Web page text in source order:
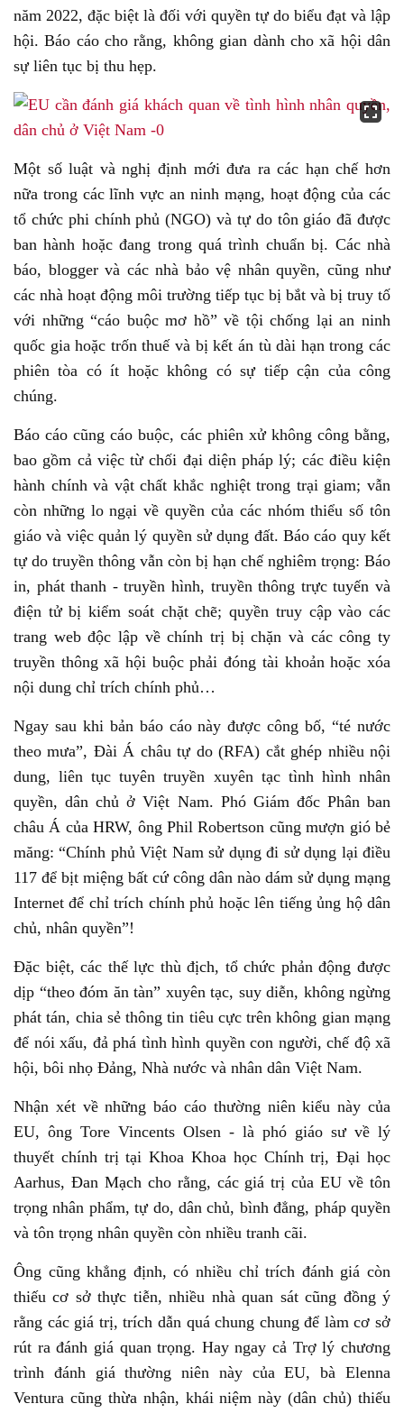
năm 2022, đặc biệt là đối với quyền tự do biểu đạt và lập
hội. Báo cáo cho rằng, không gian dành cho xã hội dân
sự liên tục bị thu hẹp.
Một số luật và nghị định mới đưa ra các hạn chế hơn
nữa trong các lĩnh vực an ninh mạng, hoạt động của các
tổ chức phi chính phủ (NGO) và tự do tôn giáo đã được
ban hành hoặc đang trong quá trình chuẩn bị. Các nhà
báo, blogger và các nhà bảo vệ nhân quyền, cũng như
các nhà hoạt động môi trường tiếp tục bị bắt và bị truy tố
với những “cáo buộc mơ hồ” về tội chống lại an ninh
quốc gia hoặc trốn thuế và bị kết án tù dài hạn trong các
phiên tòa có ít hoặc không có sự tiếp cận của công
chúng.
Báo cáo cũng cáo buộc, các phiên xử không công bằng,
bao gồm cả việc từ chối đại diện pháp lý; các điều kiện
hành chính và vật chất khắc nghiệt trong trại giam; vẫn
còn những lo ngại về quyền của các nhóm thiểu số tôn
giáo và việc quản lý quyền sử dụng đất. Báo cáo quy kết
tự do truyền thông vẫn còn bị hạn chế nghiêm trọng: Báo
in, phát thanh - truyền hình, truyền thông trực tuyến và
điện tử bị kiểm soát chặt chẽ; quyền truy cập vào các
trang web độc lập về chính trị bị chặn và các công ty
truyền thông xã hội buộc phải đóng tài khoản hoặc xóa
nội dung chỉ trích chính phủ…
Ngay sau khi bản báo cáo này được công bố, “té nước
theo mưa”, Đài Á châu tự do (RFA) cắt ghép nhiều nội
dung, liên tục tuyên truyền xuyên tạc tình hình nhân
quyền, dân chủ ở Việt Nam. Phó Giám đốc Phân ban
châu Á của HRW, ông Phil Robertson cũng mượn gió bẻ
măng: “Chính phủ Việt Nam sử dụng đi sử dụng lại điều
117 để bịt miệng bất cứ công dân nào dám sử dụng mạng
Internet để chỉ trích chính phủ hoặc lên tiếng ủng hộ dân
chủ, nhân quyền”!
Đặc biệt, các thế lực thù địch, tổ chức phản động được
dịp “theo đóm ăn tàn” xuyên tạc, suy diễn, không ngừng
phát tán, chia sẻ thông tin tiêu cực trên không gian mạng
để nói xấu, đả phá tình hình quyền con người, chế độ xã
hội, bôi nhọ Đảng, Nhà nước và nhân dân Việt Nam.
Nhận xét về những báo cáo thường niên kiểu này của
EU, ông Tore Vincents Olsen - là phó giáo sư về lý
thuyết chính trị tại Khoa Khoa học Chính trị, Đại học
Aarhus, Đan Mạch cho rằng, các giá trị của EU về tôn
trọng nhân phẩm, tự do, dân chủ, bình đẳng, pháp quyền
và tôn trọng nhân quyền còn nhiều tranh cãi.
Ông cũng khẳng định, có nhiều chỉ trích đánh giá còn
thiếu cơ sở thực tiễn, nhiều nhà quan sát cũng đồng ý
rằng các giá trị, trích dẫn quá chung chung để làm cơ sở
rút ra đánh giá quan trọng. Hay ngay cả Trợ lý chương
trình đánh giá thường niên này của EU, bà Elenna
Ventura cũng thừa nhận, khái niệm này (dân chủ) thiếu